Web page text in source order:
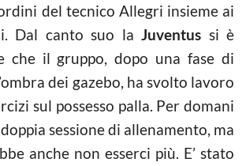
del tecnico Allegri insieme ai
Dal canto suo la Juventus si è
che il gruppo, dopo una fase di
dei gazebo, ha svolto lavoro
sul possesso palla. Per domani
sessione di allenamento, ma
anche non esserci più. E’ stato